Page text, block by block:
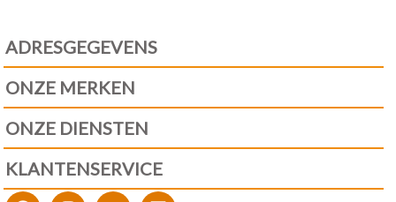
ADRESGEGEVENS
ONZE MERKEN
ONZE DIENSTEN
KLANTENSERVICE